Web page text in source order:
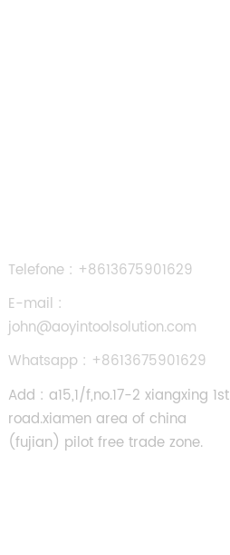
Telefone : +8613675901629
E-mail :
john@aoyintoolsolution.com
Whatsapp : +8613675901629
Add : a15,1/f,no.17-2 xiangxing 1st
road.xiamen area of china
(fujian) pilot free trade zone.